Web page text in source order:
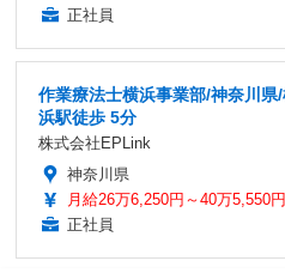
正社員
作業療法士横浜事業部/神奈川
浜駅徒歩 5分
株式会社EPLink
神奈川県
月給26万6,250円～40万5,550円
正社員